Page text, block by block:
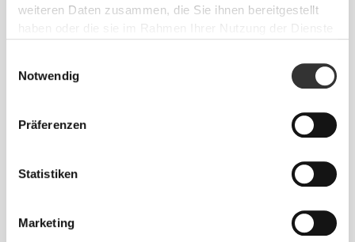
weiteren Daten zusammen, die Sie ihnen bereitgestellt
haben oder die sie im Rahmen Ihrer Nutzung der Dienste
Notwendig
Präferenzen
Statistiken
Marketing